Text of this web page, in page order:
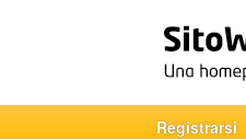
Registrarsi